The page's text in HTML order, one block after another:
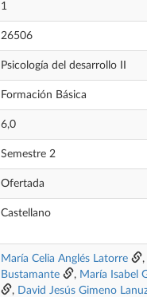
1
26506
Psicología del desarrollo II
Formación Básica
6,0
Semestre 2
Ofertada
Castellano
María Celia Anglés Latorre ,
Bustamante
, María Isabel
, David Jesús Gimeno